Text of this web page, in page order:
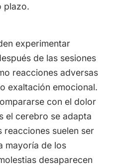
plazo.
experimentar
de las sesiones
reacciones adversas
exaltación emocional.
con el dolor
el cerebro se adapta
reacciones suelen ser
mayoría de los
desaparecen